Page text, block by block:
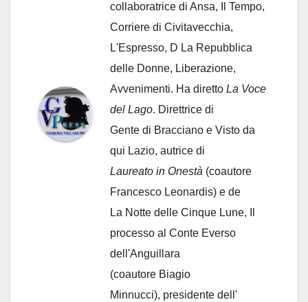
collaboratrice di Ansa, Il Tempo,
Corriere di Civitavecchia,
L'Espresso, D La Repubblica
delle Donne, Liberazione,
Avvenimenti. Ha diretto La Voce
del Lago. Direttrice di
Gente di Bracciano e Visto da
qui Lazio, autrice di
Laureato in Onestà (coautore
Francesco Leonardis) e de
La Notte delle Cinque Lune, Il
processo al Conte Everso
dell'Anguillara
(coautore Biagio
Minnucci), presidente dell'